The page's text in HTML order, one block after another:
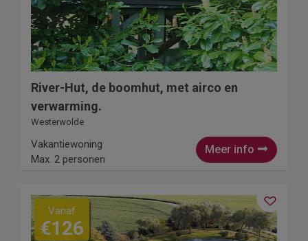
River-Hut, de boomhut, met airco en
verwarming.
Westerwolde
Meer info
Vakantiewoning
Max. 2 personen
Vanaf
€126